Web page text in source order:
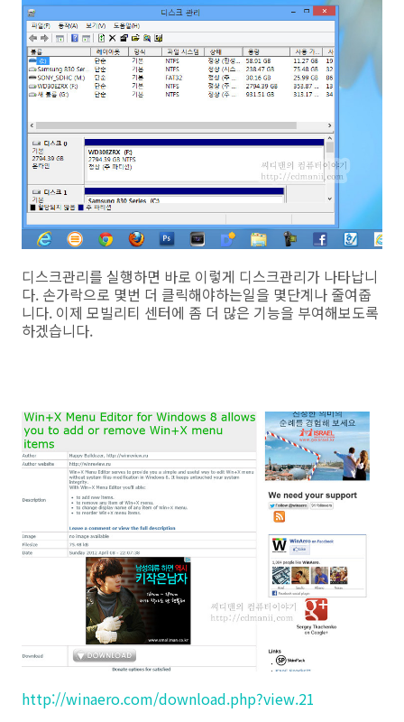
디스크관리를 실행하면 바로 이렇게 디스크관리가 나타납니
다. 손가락으로 몇번 더 클릭해야하는일을 몇단계나 줄여줍
니다. 이제 모빌리티 센터에 좀 더 많은 기능을 부여해보도록
하겠습니다.
http://winaero.com/download.php?view.21